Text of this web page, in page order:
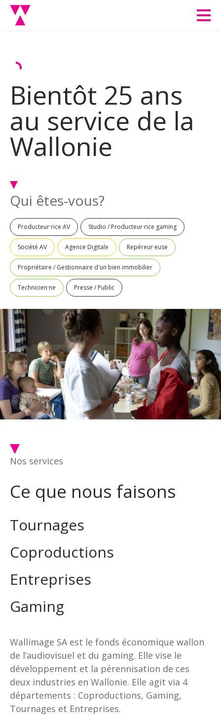
Bientôt 25 ans
au service de la
Wallonie
Qui êtes-vous?
Producteur·rice AV Studio / Producteur·rice gaming
Société AV Agence Digitale Repéreur·euse
Propriétaire / Gestionnaire d'un bien immobilier
Technicien·ne Presse / Public
Nos services
Ce que nous faisons
Tournages
Coproductions
Entreprises
Gaming
Wallimage SA est le fonds économique wallon
de l’audiovisuel et du gaming. Elle vise le
développement et la pérennisation de ces
deux industries en Wallonie. Elle agit via 4
départements : Coproductions, Gaming,
Tournages et Entreprises.